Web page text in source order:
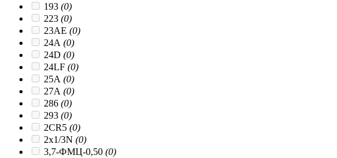
193 (0)
223 (0)
23AЕ (0)
24A (0)
24D (0)
24LF (0)
25A (0)
27A (0)
286 (0)
293 (0)
2CR5 (0)
2x1/3N (0)
3,7-ФМЦ-0,50 (0)